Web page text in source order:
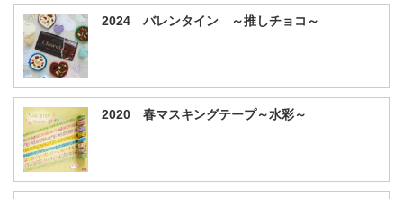
2024 バレンタイン ～推しチョコ～
2020 春マスキングテープ～水彩～